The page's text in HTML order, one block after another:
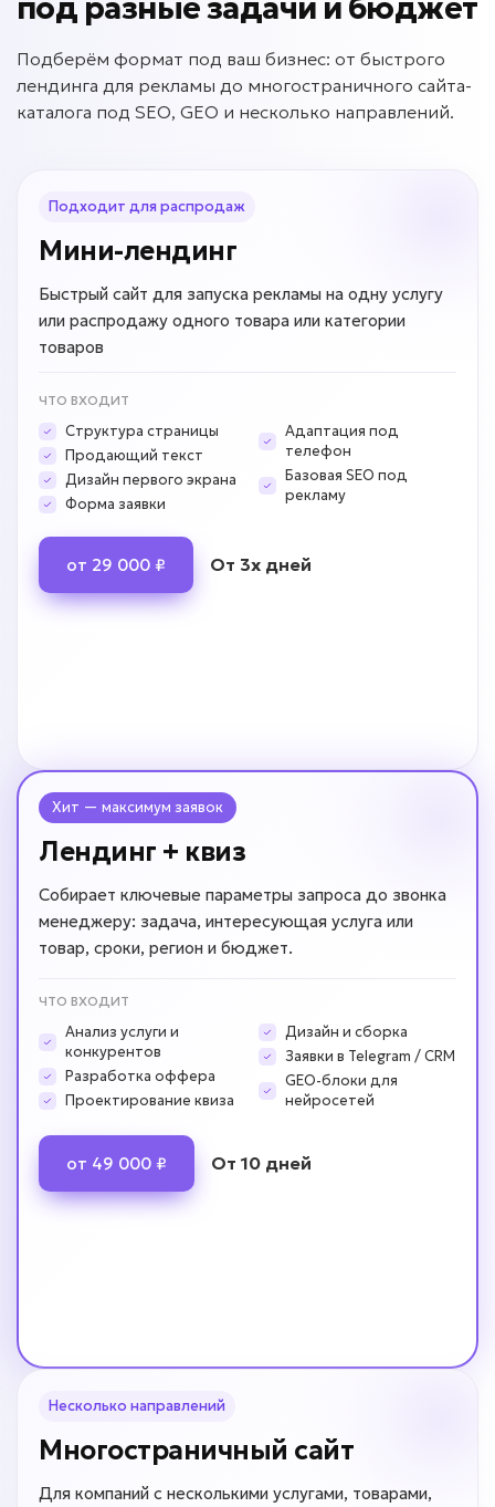
под разные задачи и бюджет
Подберём формат под ваш бизнес: от быстрого
лендинга для рекламы до многостраничного сайта-
каталога под SEO, GEO и несколько направлений.
Подходит для распродаж
Мини-лендинг
Быстрый сайт для запуска рекламы на одну услугу
или распродажу одного товара или категории
товаров
ЧТО ВХОДИТ
Структура страницы
Продающий текст
Дизайн первого экрана
Форма заявки
Адаптация под
телефон
Базовая SEO под
рекламу
от 29 000 ₽ От 3х дней
Хит — максимум заявок
Лендинг + квиз
Собирает ключевые параметры запроса до звонка
менеджеру: задача, интересующая услуга или
товар, сроки, регион и бюджет.
ЧТО ВХОДИТ
Анализ услуги и
конкурентов
Разработка оффера
Проектирование квиза
Дизайн и сборка
Заявки в Telegram / CRM
GEO-блоки для
нейросетей
от 49 000 ₽ От 10 дней
Несколько направлений
Многостраничный сайт
Для компаний с несколькими услугами, товарами,